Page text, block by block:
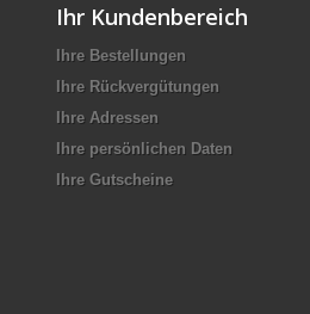
Ihr Kundenbereich
Ihre Bestellungen
Ihre Rückvergütungen
Ihre Adressen
Ihre persönlichen Daten
Ihre Gutscheine